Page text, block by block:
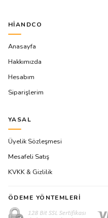
HIANDCO
Anasayfa
Hakkımızda
Hesabım
Siparişlerim
YASAL
Üyelik Sözleşmesi
Mesafeli Satış
KVKK & Gizlilik
ÖDEME YÖNTEMLERI